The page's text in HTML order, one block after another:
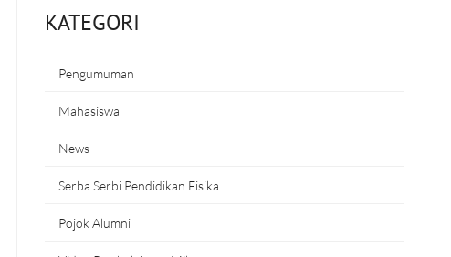
KATEGORI
Pengumuman
Mahasiswa
News
Serba Serbi Pendidikan Fisika
Pojok Alumni